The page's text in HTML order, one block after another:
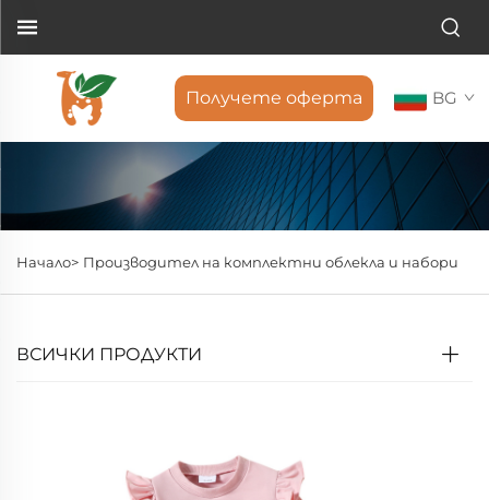
Получете оферта BG
Начало> Производител на комплектни облекла и набори
ВСИЧКИ ПРОДУКТИ